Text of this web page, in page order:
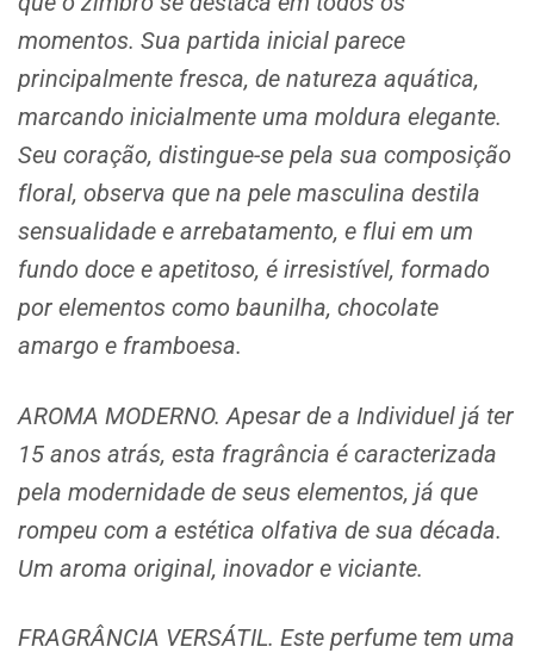
momentos. Sua partida inicial parece
principalmente fresca, de natureza aquática,
marcando inicialmente uma moldura elegante.
Seu coração, distingue-se pela sua composição
floral, observa que na pele masculina destila
sensualidade e arrebatamento, e flui em um
fundo doce e apetitoso, é irresistível, formado
por elementos como baunilha, chocolate
amargo e framboesa.
AROMA MODERNO. Apesar de a Individuel já ter
15 anos atrás, esta fragrância é caracterizada
pela modernidade de seus elementos, já que
rompeu com a estética olfativa de sua década.
Um aroma original, inovador e viciante.
FRAGRÂNCIA VERSÁTIL. Este perfume tem uma